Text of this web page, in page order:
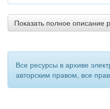
Показать полное описание
Все ресурсы в архиве
авторским правом, все